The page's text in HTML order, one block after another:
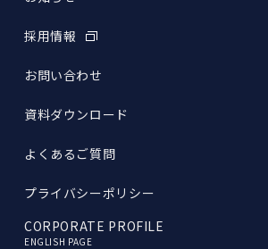
採用情報
お問い合わせ
資料ダウンロード
よくあるご質問
プライバシーポリシー
CORPORATE PROFILE
ENGLISH PAGE